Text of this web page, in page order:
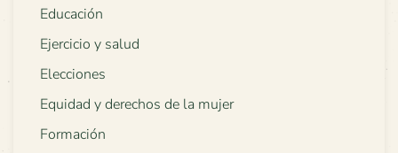
Educación
Ejercicio y salud
Elecciones
Equidad y derechos de la mujer
Formación